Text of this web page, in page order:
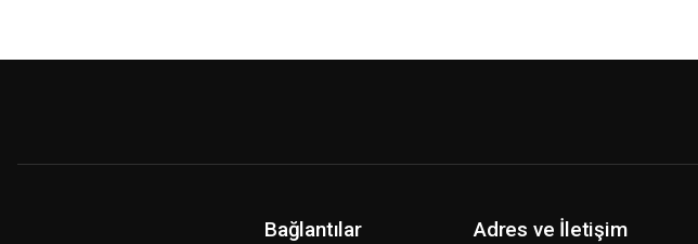
Bağlantılar Adres ve İletişim